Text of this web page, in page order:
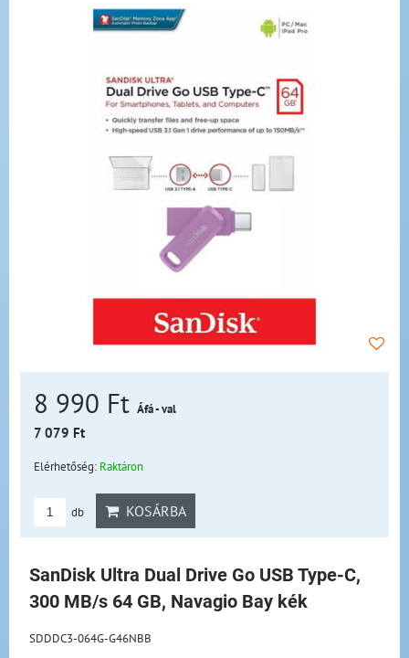
8 990 Ft Áfá - val
7 079 Ft
Elérhetőség: Raktáron
db KOSÁRBA
SanDisk Ultra Dual Drive Go USB Type-C,
300 MB/s 64 GB, Navagio Bay kék
SDDDC3-064G-G46NBB